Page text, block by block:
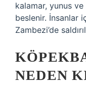
kalamar, yunus
beslenir. İnsanlar
Zambezi’de
NEDEN